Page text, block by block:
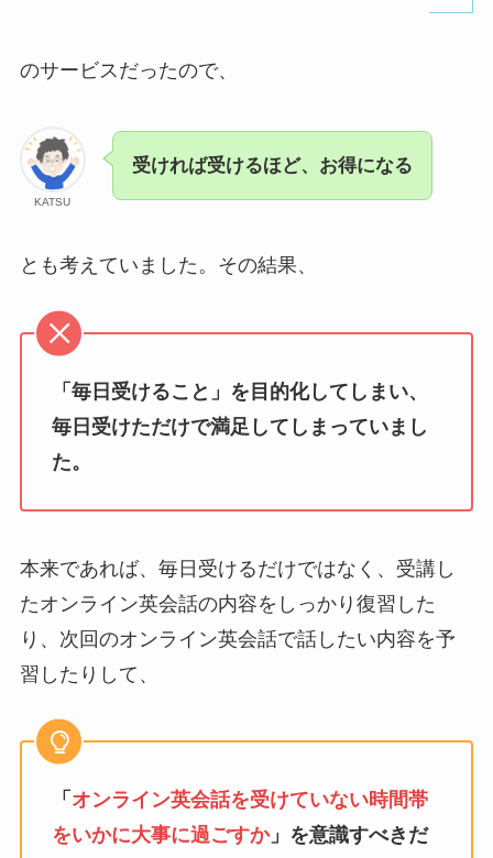
のサービスだったので、
KATSU
受ければ受けるほど、お得になる
とも考えていました。その結果、
「毎日受けること」を目的化してしまい、
毎日受けただけで満足してしまっていまし
た。
本来であれば、毎日受けるだけではなく、受講し
たオンライン英会話の内容をしっかり復習した
り、次回のオンライン英会話で話したい内容を予
習したりして、
「 オンライン英会話を受けていない時間帯
をいかに大事に過ごすか」を意識すべきだ